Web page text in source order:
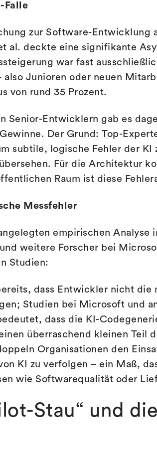
Falle
zur Software-Entwicklung
al. deckte eine signifikante
war fast
also Junioren oder neuen
von rund 35 Prozent.
Senior-Entwicklern gab es
Der Grund: Top-
subtile, logische Fehler der KI
Für die Architektur
Raum ist diese
Messfehler
empirischen Analyse
weitere Forscher bei
Studien:
dass Entwickler nicht
Studien bei Microsoft und
dass die KI-
überraschend kleinen Teil
Organisationen den
KI zu verfolgen – ein Maß,
wie Softwarequalität oder
Stau“ und